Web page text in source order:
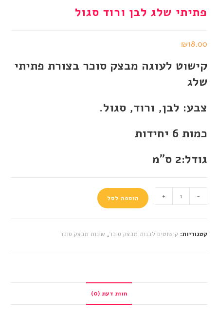
פתיתי שלג לבן ורוד סגול
₪18.00
קישוט לעוגה מבצק סוכר בצורת פתיתי
שלג
צבע: לבן, ורוד, סגול.
כמות 6 יחידות
גודל:2 ס"מ
-
+ הוספה לסל
קטגוריות: קישוטים לבנות מבצק סוכר, שונות מבצק סוכר
חוות דעת (0)